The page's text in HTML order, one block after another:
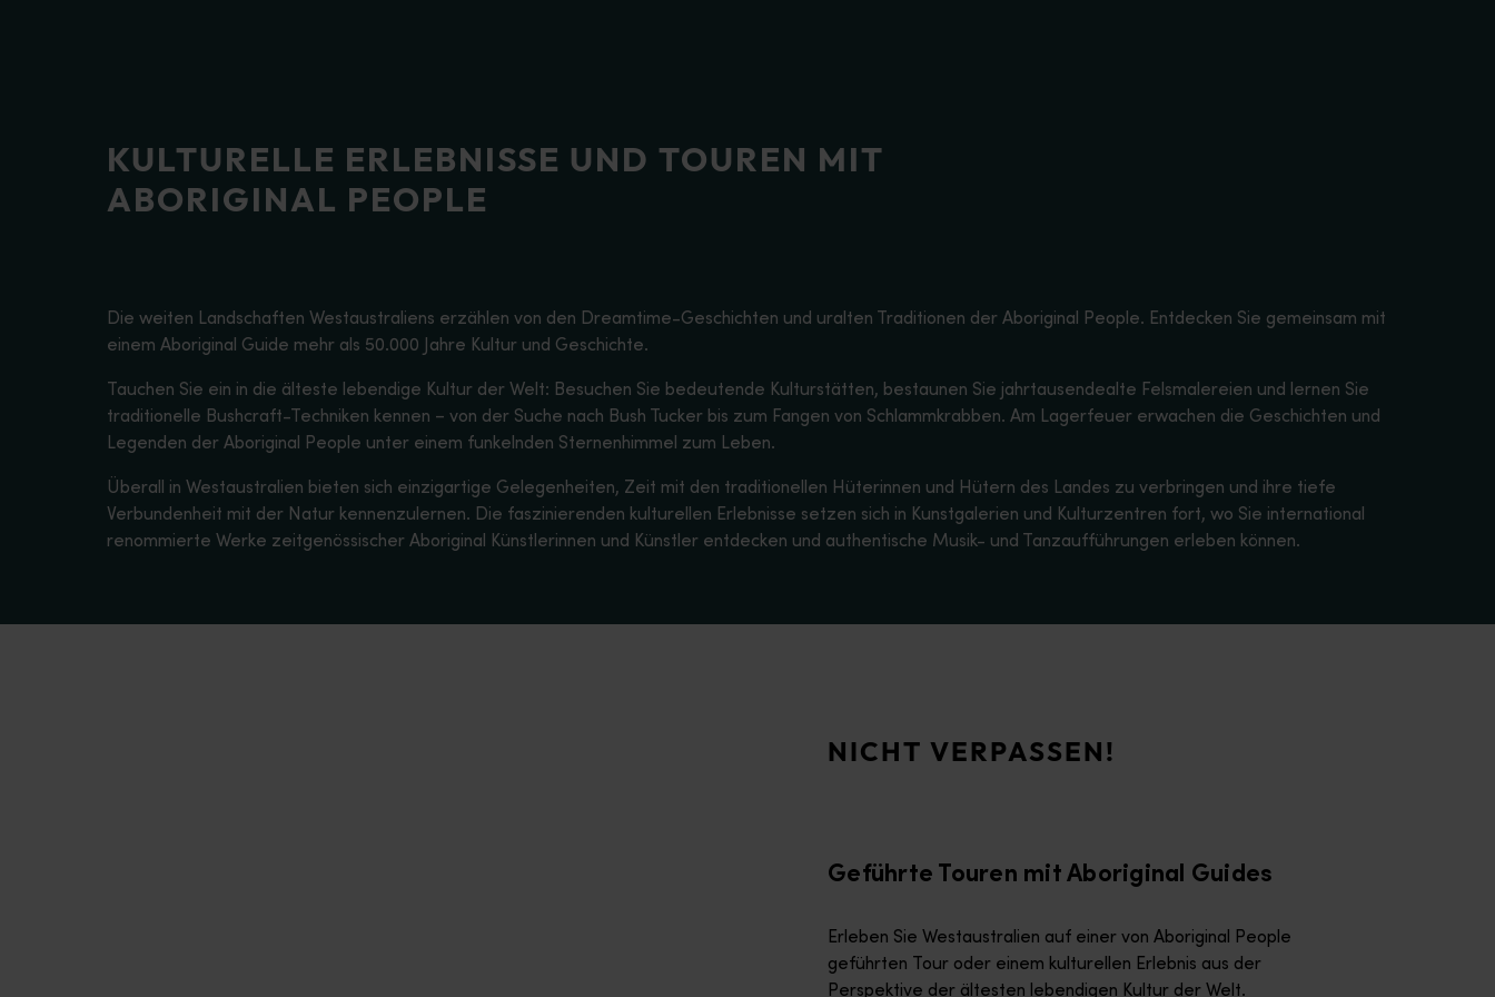
KULTURELLE ERLEBNISSE UND TOUREN MIT
ABORIGINAL PEOPLE
Die weiten Landschaften Westaustraliens erzählen von den Dreamtime-Geschichten und uralten Traditionen der Aboriginal People. Entdecken Sie gemeinsam mit
einem Aboriginal Guide mehr als 50.000 Jahre Kultur und Geschichte.
Tauchen Sie ein in die älteste lebendige Kultur der Welt: Besuchen Sie bedeutende Kulturstätten, bestaunen Sie jahrtausendealte Felsmalereien und lernen Sie
traditionelle Bushcraft-Techniken kennen – von der Suche nach Bush Tucker bis zum Fangen von Schlammkrabben. Am Lagerfeuer erwachen die Geschichten und
Legenden der Aboriginal People unter einem funkelnden Sternenhimmel zum Leben.
Überall in Westaustralien bieten sich einzigartige Gelegenheiten, Zeit mit den traditionellen Hüterinnen und Hütern des Landes zu verbringen und ihre tiefe
Verbundenheit mit der Natur kennenzulernen. Die faszinierenden kulturellen Erlebnisse setzen sich in Kunstgalerien und Kulturzentren fort, wo Sie international
renommierte Werke zeitgenössischer Aboriginal Künstlerinnen und Künstler entdecken und authentische Musik- und Tanzaufführungen erleben können.
NICHT VERPASSEN!
Geführte Touren mit Aboriginal Guides
Erleben Sie Westaustralien auf einer von Aboriginal People
geführten Tour oder einem kulturellen Erlebnis aus der
Perspektive der ältesten lebendigen Kultur der Welt.